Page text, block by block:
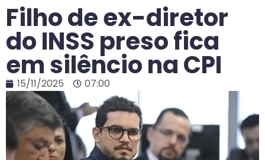
Filho de ex-diretor
do INSS preso fica
em silêncio na CPI
15/11/2025 07:00